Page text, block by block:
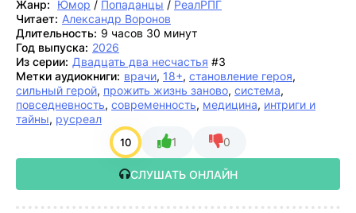
Жанр:
Юмор / Попаданцы / РеалРПГ
Читает: Александр Воронов
Длительность: 9 часов 30 минут
Год выпуска: 2026
Из серии: Двадцать два несчастья #3
Метки аудиокниги: врачи, 18+, становление героя,
сильный герой, прожить жизнь заново, система,
повседневность, современность, медицина, интриги и
тайны, русреал
10 1 0
СЛУШАТЬ ОНЛАЙН